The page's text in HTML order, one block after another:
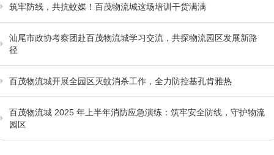
筑牢防线，共抗蚊媒！百茂物流城这场培训干货满满
汕尾市政协考察团赴百茂物流城学习交流，共探物流园区发展新路
径
百茂物流城开展全园区灭蚊消杀工作，全力防控基孔肯雅热
百茂物流城 2025 年上半年消防应急演练：筑牢安全防线，守护物流
园区